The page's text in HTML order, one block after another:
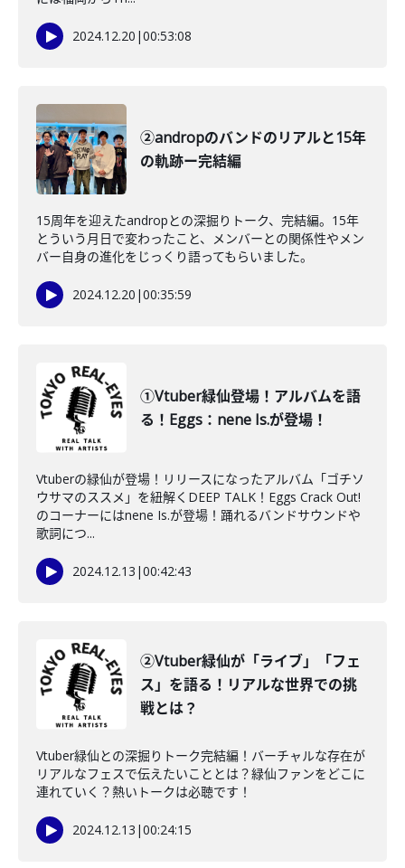
2024.12.20 |00:53:08
②andropのバンドのリアルと15年
の軌跡ー完結編
15周年を迎えたandropとの深掘りトーク、完結編。15年
とういう月日で変わったこと、メンバーとの関係性やメン
バー自身の進化をじっくり語ってもらいました。
2024.12.20 |00:35:59
①Vtuber緑仙登場！アルバムを語
る！Eggs：nene Is.が登場！
Vtuberの緑仙が登場！リリースになったアルバム「ゴチソ
ウサマのススメ」を紐解くDEEP TALK！Eggs Crack Out!
のコーナーにはnene Is.が登場！踊れるバンドサウンドや
歌詞につ...
2024.12.13 |00:42:43
②Vtuber緑仙が「ライブ」「フェ
ス」を語る！リアルな世界での挑
戦とは？
Vtuber緑仙との深掘りトーク完結編！バーチャルな存在が
リアルなフェスで伝えたいこととは？緑仙ファンをどこに
連れていく？熱いトークは必聴です！
2024.12.13 |00:24:15